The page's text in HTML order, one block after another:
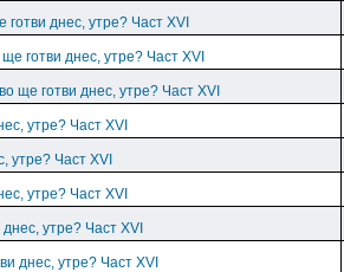
готви днес, утре? Част XVI
ще готви днес, утре? Част XVI
ще готви днес, утре? Част XVI
утре? Част XVI
утре? Част XVI
утре? Част XVI
утре? Част XVI
днес, утре? Част XVI